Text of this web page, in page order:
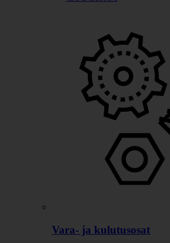
Vara- ja kulutusosat